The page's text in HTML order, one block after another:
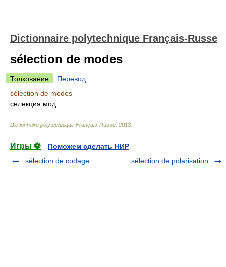
Dictionnaire polytechnique Français-Russe
sélection de modes
Толкование
Перевод
sélection de modes
селекция мод
Dictionnaire polytechnique Français-Russe 2013
Игры ⚽
Поможем сделать НИР
sélection de codage
sélection de polarisation